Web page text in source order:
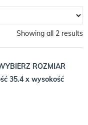
Showing all 2 results
ROZMIAR
35.4 x wysokość